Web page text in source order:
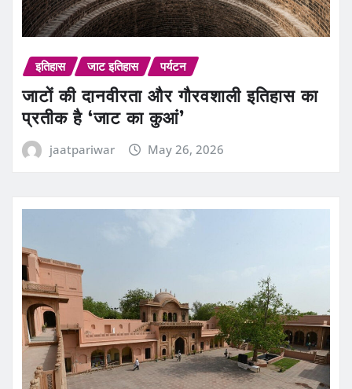
इतिहास जाट इतिहास पर्यटन
जाटों की दानवीरता और गौरवशाली इतिहास का
प्रतीक है ‘जाट का कुआं’
jaatpariwar May 26, 2026